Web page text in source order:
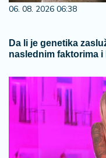
06. 08. 2026 06:38
Da li je genetika
naslednim faktorima